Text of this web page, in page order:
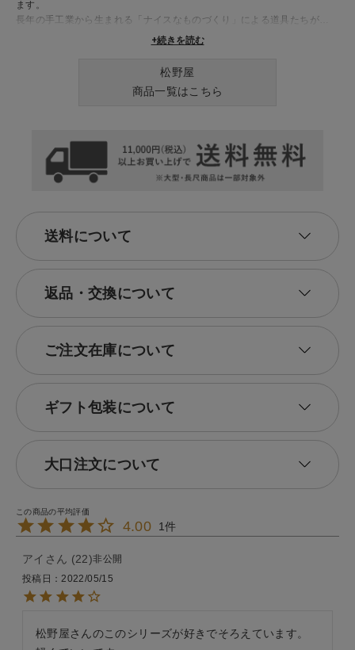
ます。
長年の手工業から生まれる「ナイスなものづくり」による道具たちが、
+続きを読む
松野屋
商品一覧はこちら
送料について
返品・交換について
ご注文在庫について
ギフト包装について
大口注文について
4.00 1
アイ 22 非公開
投稿日
2022/05/15
松野屋さんのこのシリーズが好きでそろえています。